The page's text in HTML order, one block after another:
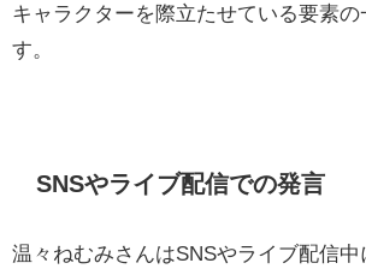
キャラクターを際立たせている要素の
す。
SNSやライブ配信での発言
温々ねむみさんはSNSやライブ配信中